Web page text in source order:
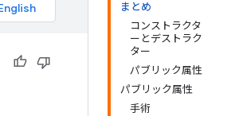
まとめ
コンストラクタ
ーとデストラク
ター
パブリック属性
パブリック属性
手術